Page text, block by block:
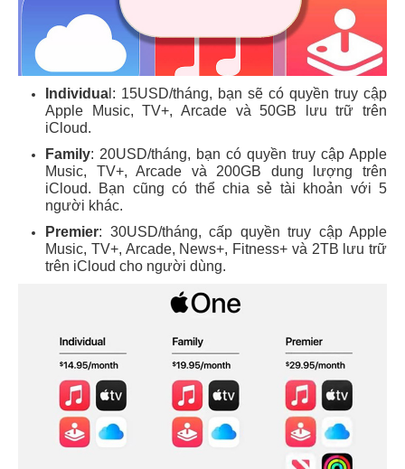
Individua l: 15USD/tháng, bạn sẽ có quyền truy cập
Apple Music, TV+, Arcade và 50GB lưu trữ trên
iCloud.
Family: 20USD/tháng, bạn có quyền truy cập Apple
Music, TV+, Arcade và 200GB dung lượng trên
iCloud. Bạn cũng có thể chia sẻ tài khoản với 5
người khác.
Premier: 30USD/tháng, cấp quyền truy cập Apple
Music, TV+, Arcade, News+, Fitness+ và 2TB lưu trữ
trên iCloud cho người dùng.